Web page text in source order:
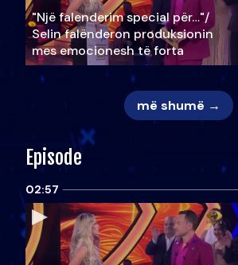
"Një falenderim special për…"/
Selin falënderon produksionin
mes emocionesh të forta
më shumë →
Episode
02:57